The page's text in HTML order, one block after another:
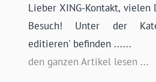
Lieber XING-Kontakt, vielen
Besuch! Unter der
editieren' befinden ......
den ganzen Artikel lesen ...